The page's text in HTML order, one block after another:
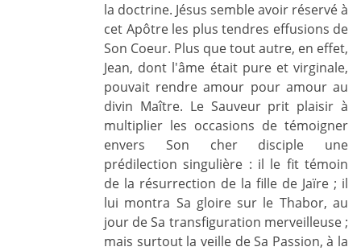
la doctrine. Jésus semble avoir réservé à
cet Apôtre les plus tendres effusions de
Son Coeur. Plus que tout autre, en effet,
Jean, dont l'âme était pure et virginale,
pouvait rendre amour pour amour au
divin Maître. Le Sauveur prit plaisir à
multiplier les occasions de témoigner
envers Son cher disciple une
prédilection singulière : il le fit témoin
de la résurrection de la fille de Jaïre ; il
lui montra Sa gloire sur le Thabor, au
jour de Sa transfiguration merveilleuse ;
mais surtout la veille de Sa Passion, à la